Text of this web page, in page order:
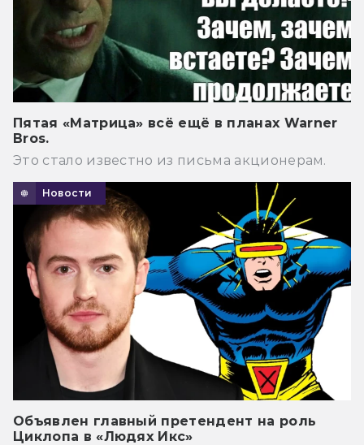
Пятая «Матрица» всё ещё в планах Warner
Bros.
Это стало известно из письма акционерам.
Новости
Объявлен главный претендент на роль
Циклопа в «Людях Икс»